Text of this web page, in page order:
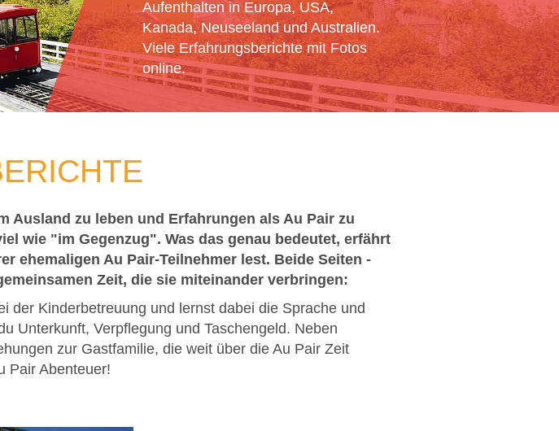
Aufenthalten in Europa, USA,
Kanada, Neuseeland und Australien.
Viele Erfahrungsberichte mit Fotos
online.
Ausland zu leben und Erfahrungen als Au Pair zu
wie "im Gegenzug". Was das genau bedeutet, erfährt
ehemaligen Au Pair-Teilnehmer lest. Beide Seiten -
Zeit, die sie miteinander verbringen:
der Kinderbetreuung und lernst dabei die Sprache und
Unterkunft, Verpflegung und Taschengeld. Neben
zur Gastfamilie, die weit über die Au Pair Zeit
Pair Abenteuer!